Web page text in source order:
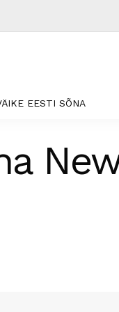
EESTI SÕNA